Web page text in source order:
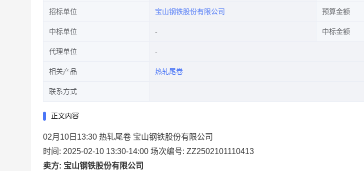
招标单位 宝山钢铁股份有限公司 预算金额
中标单位 中标金额
代理单位
相关产品 热轧尾卷
联系方式
正文内容
02月10日13:30 热轧尾卷 宝山钢铁股份有限公司
时间: 2025-02-10 13:30-14:00 场次编号: ZZ2502101110413
卖方: 宝山钢铁股份有限公司